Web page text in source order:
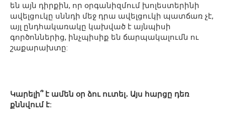
են այն դիրքին, որ օրգանիզմում խոլեստերինի
ավելցուկը սննդի մեջ դրա ավելցուկի պատճառ չէ,
այլ ընդհակառակը կախված է այնպիսի
գործոններից, ինչպիսիք են ճարպակալումն ու
շաքարախտը:
Կարելի՞ է ամեն օր ձու ուտել․ Այս հարցը դեռ
քննվում է: